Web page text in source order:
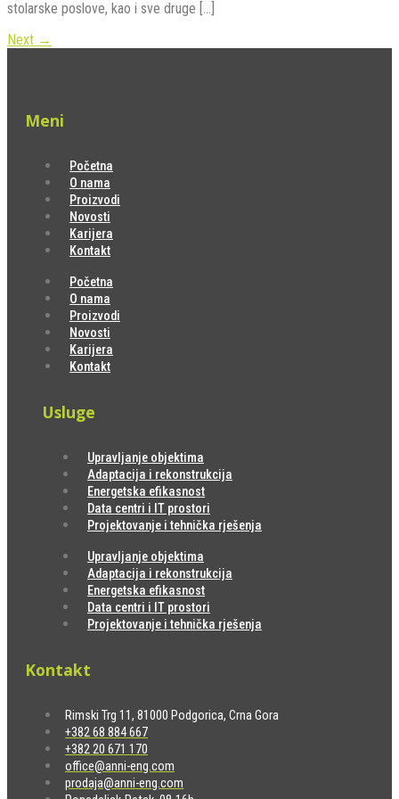
stolarske poslove, kao i sve druge […]
Next →
Meni
Početna
O nama
Proizvodi
Novosti
Karijera
Kontakt
Početna
O nama
Proizvodi
Novosti
Karijera
Kontakt
Usluge
Upravljanje objektima
Adaptacija i rekonstrukcija
Energetska efikasnost
Data centri i IT prostori
Projektovanje i tehnička rješenja
Upravljanje objektima
Adaptacija i rekonstrukcija
Energetska efikasnost
Data centri i IT prostori
Projektovanje i tehnička rješenja
Kontakt
Rimski Trg 11, 81000 Podgorica, Crna Gora
+382 68 884 667
+382 20 671 170
office@anni-eng.com
prodaja@anni-eng.com